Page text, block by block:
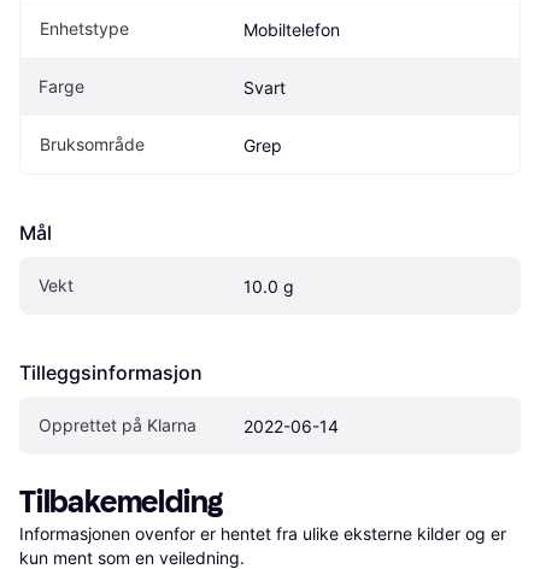
Enhetstype Mobiltelefon
Farge Svart
Bruksområde Grep
Mål
Vekt 10.0 g
Tilleggsinformasjon
Opprettet på Klarna 2022-06-14
Tilbakemelding
Informasjonen ovenfor er hentet fra ulike eksterne kilder og er
kun ment som en veiledning.